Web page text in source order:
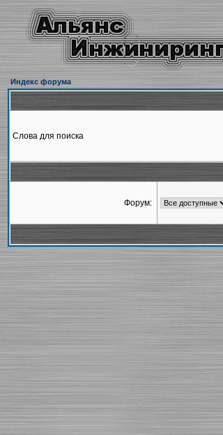
Индекс форума
Слова для поиска
Форум: